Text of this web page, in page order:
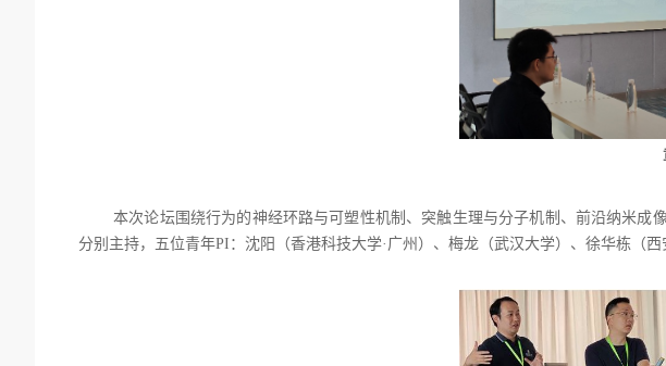
本次论坛围绕行为的神经环路与可塑性机制、突触生理与分子机制、前沿纳米成
分别主持，五位青年PI ：沈阳（香港科技大学· 广州）、梅龙（武汉大学）、徐华栋（